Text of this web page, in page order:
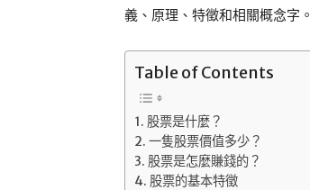
義、原理、特徵和相關概念字。
Table of Contents
股票是什麼？
一隻股票價值多少？
股票是怎麼賺錢的？
股票的基本特徵